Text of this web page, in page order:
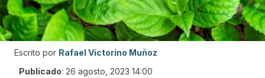
Escrito por Rafael Victorino Muñoz
Publicado: 26 agosto, 2023 14:00